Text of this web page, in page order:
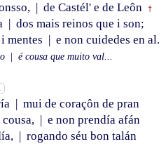
| de Castél' e de Leôn †
| dos mais reinos que i son;
mentes | e non cuidedes en al.
é cousa que muito val...
| mui de coraçôn de pran
| e non prendía afán
| rogando séu bon talán